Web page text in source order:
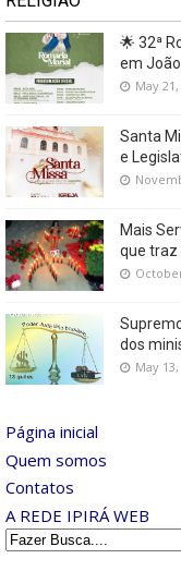
🌟 32ª
em
May
Santa
e
Mais
que traz
dos
May
Página inicial
Quem somos
Contatos
A REDE IPIRÁ WEB